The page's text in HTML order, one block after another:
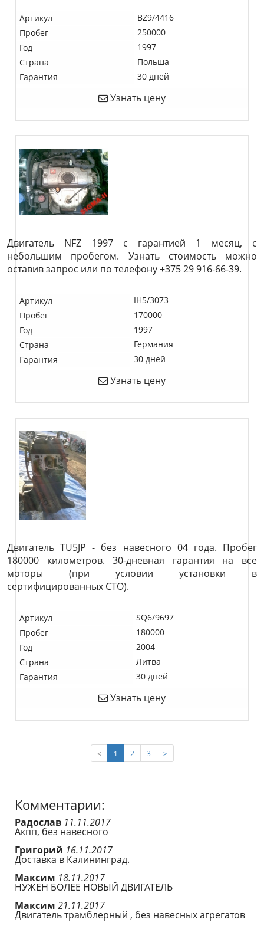
Артикул
BZ9/4416
Пробег
250000
Год
1997
Страна
Польша
Гарантия
30 дней
Узнать цену
Двигатель NFZ 1997 с гарантией 1 месяц, с
небольшим пробегом. Узнать стоимость можно
оставив запрос или по телефону +375 29 916-66-39.
Артикул
IH5/3073
Пробег
170000
Год
1997
Страна
Германия
Гарантия
30 дней
Узнать цену
Двигатель TU5JP - без навесного 04 года. Пробег
180000 километров. 30-дневная гарантия на все
моторы (при условии установки в
сертифицированных СТО).
Артикул
SQ6/9697
Пробег
180000
Год
2004
Страна
Литва
Гарантия
30 дней
Узнать цену
< 1 (current)
2 3 >
Комментарии:
Радослав 11.11.2017
Акпп, без навесного
Григорий 16.11.2017
Доставка в Калининград.
Максим 18.11.2017
НУЖЕН БОЛЕЕ НОВЫЙ ДВИГАТЕЛЬ
Максим 21.11.2017
Двигатель трамблерный , без навесных агрегатов